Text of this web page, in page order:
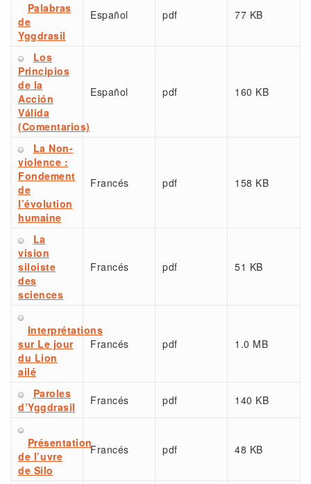
Palabras
de
Yggdrasil
Español pdf 77 KB
Los
Principios
de la
Acción
Válida
(Comentarios)
Español pdf 160 KB
La Non-
violence :
Fondement
de
l’évolution
humaine
Francés pdf 158 KB
La
vision
siloiste
des
sciences
Francés pdf 51 KB
Interprétations
sur Le jour
du Lion
ailé
Francés pdf 1.0 MB
Paroles
d’Yggdrasil
Francés pdf 140 KB
Présentation
de l’uvre
de Silo
Francés pdf 48 KB